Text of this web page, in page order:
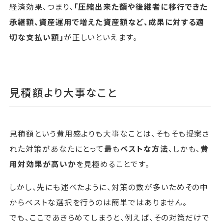
経済効果、つまり、 「圧縮出来た額や後継者に移行できた
承継額、資産運用で増えた資産額など、成果に対する適
切な支払い額」が正しいといえます。
見積額より大事なこと
見積額という費用感よりも大事なことは、そもそも提案さ
れた対策があなたにとって最もベストな方法、しかも、 費
用対効果が高いかを見極めることです。
しかし、先にも述べたように、対策の数が多いためその中
からベストな選択を行うのは簡単ではありません。
でも、ここであきらめてしまうと、例えば、その対策だけで